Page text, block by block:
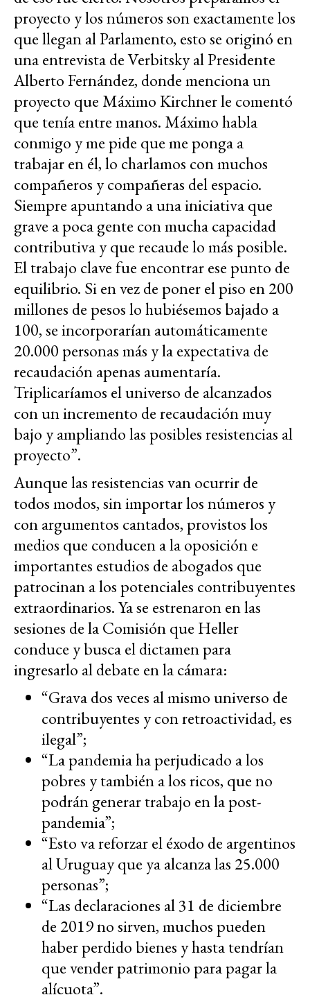
proyecto y los números son exactamente los
que llegan al Parlamento, esto se originó en
una entrevista de Verbitsky al Presidente
Alberto Fernández, donde menciona un
proyecto que Máximo Kirchner le comentó
que tenía entre manos. Máximo habla
conmigo y me pide que me ponga a
trabajar en él, lo charlamos con muchos
compañeros y compañeras del espacio.
Siempre apuntando a una iniciativa que
grave a poca gente con mucha capacidad
contributiva y que recaude lo más posible.
El trabajo clave fue encontrar ese punto de
equilibrio. Si en vez de poner el piso en 200
millones de pesos lo hubiésemos bajado a
100, se incorporarían automáticamente
20.000 personas más y la expectativa de
recaudación apenas aumentaría.
Triplicaríamos el universo de alcanzados
con un incremento de recaudación muy
bajo y ampliando las posibles resistencias al
proyecto”.
Aunque las resistencias van ocurrir de
todos modos, sin importar los números y
con argumentos cantados, provistos los
medios que conducen a la oposición e
importantes estudios de abogados que
patrocinan a los potenciales contribuyentes
extraordinarios. Ya se estrenaron en las
sesiones de la Comisión que Heller
conduce y busca el dictamen para
ingresarlo al debate en la cámara:
“Grava dos veces al mismo universo de
contribuyentes y con retroactividad, es
ilegal”;
“La pandemia ha perjudicado a los
pobres y también a los ricos, que no
podrán generar trabajo en la post-
pandemia”;
“Esto va reforzar el éxodo de argentinos
al Uruguay que ya alcanza las 25.000
personas”;
“Las declaraciones al 31 de diciembre
de 2019 no sirven, muchos pueden
haber perdido bienes y hasta tendrían
que vender patrimonio para pagar la
alícuota”.